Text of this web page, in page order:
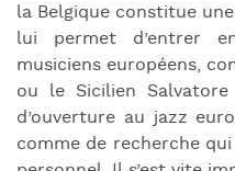
la Belgique constitue
lui permet d’entrer
musiciens européens,
ou le Sicilien
d’ouverture au jazz
comme de recherche